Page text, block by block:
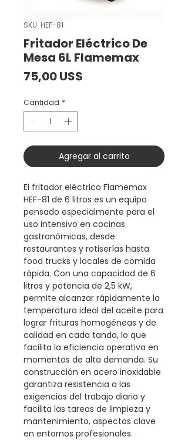
SKU: HEF-81
Fritador Eléctrico De
Mesa 6L Flamemax
75,00 US$
Cantidad *
Agregar al carrito
El fritador eléctrico Flamemax
HEF-81 de 6 litros es un equipo
pensado especialmente para el
uso intensivo en cocinas
gastronómicas, desde
restaurantes y rotiserías hasta
food trucks y locales de comida
rápida. Con una capacidad de 6
litros y potencia de 2,5 kW,
permite alcanzar rápidamente la
temperatura ideal del aceite para
lograr frituras homogéneas y de
calidad en cada tanda, lo que
facilita la eficiencia operativa en
momentos de alta demanda. Su
construcción en acero inoxidable
garantiza resistencia a las
exigencias del trabajo diario y
facilita las tareas de limpieza y
mantenimiento, aspectos clave
en entornos profesionales.